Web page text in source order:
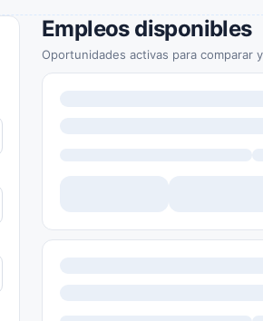
Empleos disponibles
Oportunidades activas para comparar